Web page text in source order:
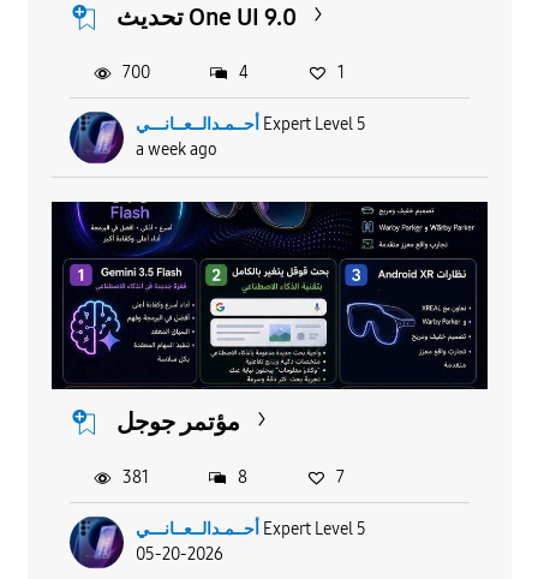
تحديث One UI 9.0
أحــمـدالــعــانـــي Expert Level 5
a week ago
700 4 1
مؤتمر جوجل
أحــمـدالــعــانـــي Expert Level 5
05-20-2026
381 8 7